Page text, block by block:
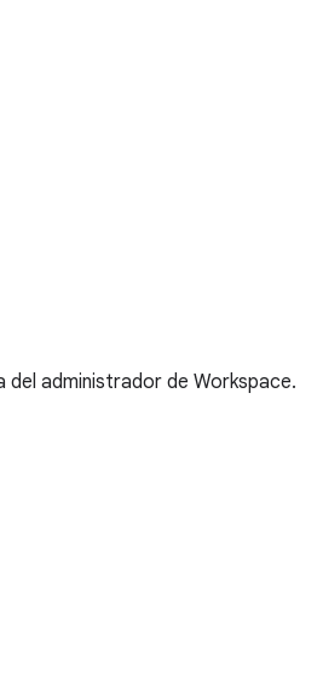
del administrador de Workspace.